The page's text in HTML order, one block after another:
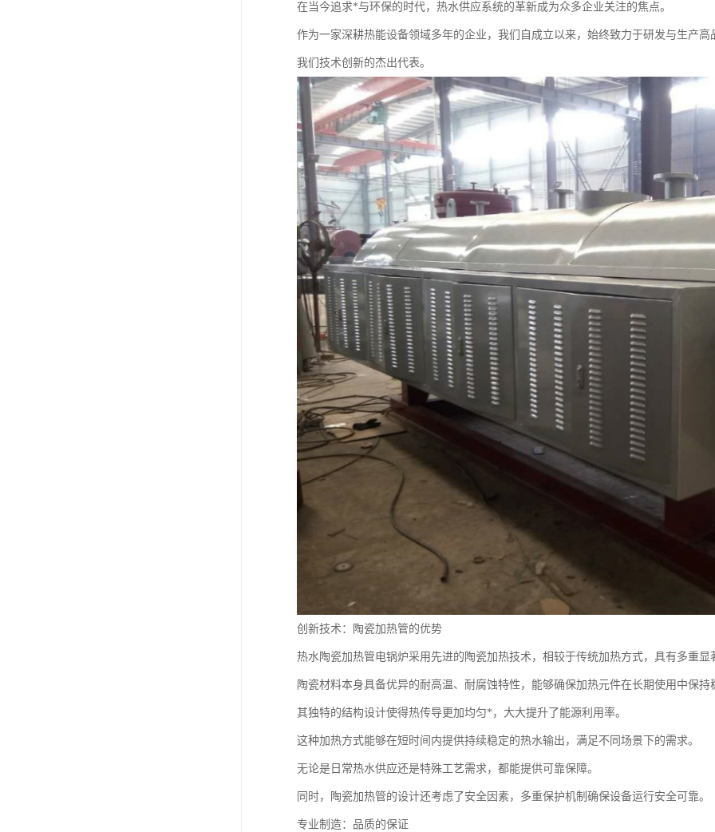
在当今追求*与环保的时代，热水供应系统的革新成为众多企业关注的焦点。
作为一家深耕热能设备领域多年的企业，我们自成立以来，始终致力于研发与生产
我们技术创新的杰出代表。
创新技术：陶瓷加热管的优势
热水陶瓷加热管电锅炉采用先进的陶瓷加热技术，相较于传统加热方式，具有多重显
陶瓷材料本身具备优异的耐高温、耐腐蚀特性，能够确保加热元件在长期使用中保持
其独特的结构设计使得热传导更加均匀*，大大提升了能源利用率。
这种加热方式能够在短时间内提供持续稳定的热水输出，满足不同场景下的需求。
无论是日常热水供应还是特殊工艺需求，都能提供可靠保障。
同时，陶瓷加热管的设计还考虑了安全因素，多重保护机制确保设备运行安全可靠。
专业制造：品质的保证